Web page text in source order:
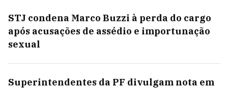
STJ condena Marco Buzzi à perda do cargo
após acusações de assédio e importunação
sexual
Superintendentes da PF divulgam nota em